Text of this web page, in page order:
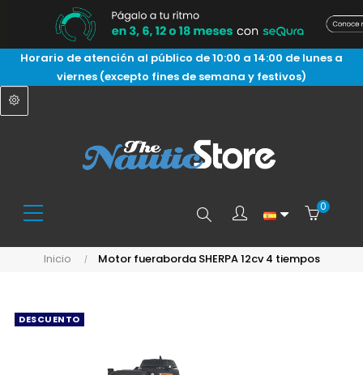
Horario de atención al público de 10:00 a 14:00 de lunes a
viernes (excepto fines de semana y festivos)
Buscar 0
Inicio Motor fueraborda SHERPA 12cv 4 tiempos
DESCUENTO